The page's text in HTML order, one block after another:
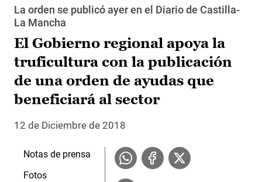
La orden se publicó ayer en el Diario de Castilla-
La Mancha
El Gobierno regional apoya la
truficultura con la publicación
de una orden de ayudas que
beneficiará al sector
12 de Diciembre de 2018
Notas de prensa
Fotos